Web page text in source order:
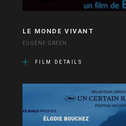
LE MONDE VIVANT
EUGÈNE GREEN
FILM DETAILS